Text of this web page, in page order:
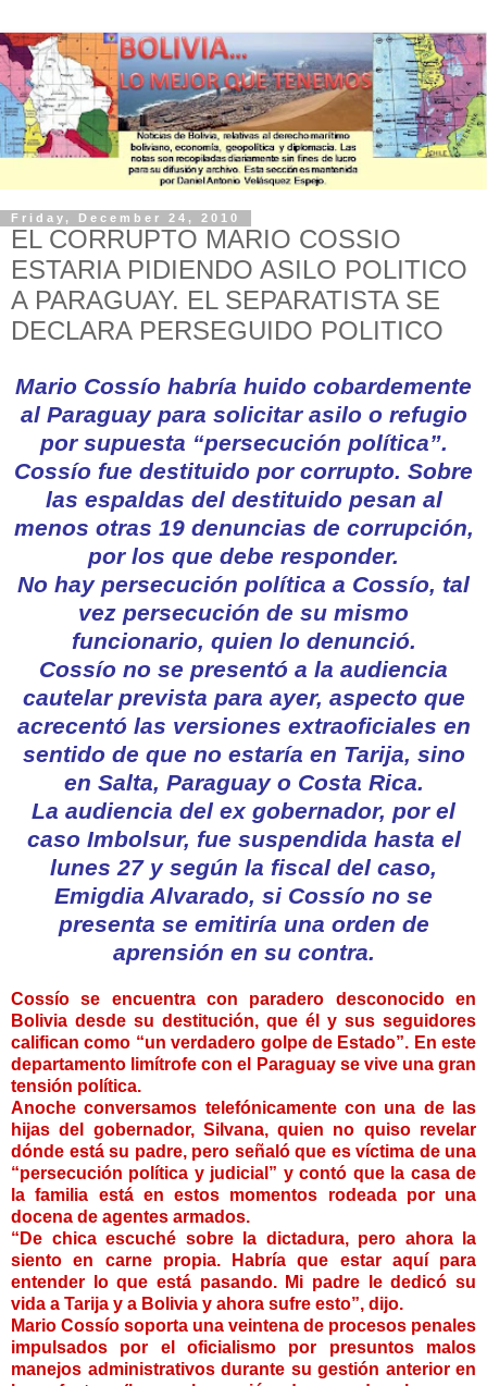
Friday, December 24, 2010
EL CORRUPTO MARIO COSSIO
ESTARIA PIDIENDO ASILO POLITICO
A PARAGUAY. EL SEPARATISTA SE
DECLARA PERSEGUIDO POLITICO
Mario Cossío habría huido cobardemente
al Paraguay para solicitar asilo o refugio
por supuesta “persecución política”.
Cossío fue destituido por corrupto. Sobre
las espaldas del destituido pesan al
menos otras 19 denuncias de corrupción,
por los que debe responder.
No hay persecución política a Cossío, tal
vez persecución de su mismo
funcionario, quien lo denunció.
Cossío no se presentó a la audiencia
cautelar prevista para ayer, aspecto que
acrecentó las versiones extraoficiales en
sentido de que no estaría en Tarija, sino
en Salta, Paraguay o Costa Rica.
La audiencia del ex gobernador, por el
caso Imbolsur, fue suspendida hasta el
lunes 27 y según la fiscal del caso,
Emigdia Alvarado, si Cossío no se
presenta se emitiría una orden de
aprensión en su contra.
Cossío se encuentra con paradero desconocido en
Bolivia desde su destitución, que él y sus seguidores
califican como “un verdadero golpe de Estado”. En este
departamento limítrofe con el Paraguay se vive una gran
tensión política.
Anoche conversamos telefónicamente con una de las
hijas del gobernador, Silvana, quien no quiso revelar
dónde está su padre, pero señaló que es víctima de una
“persecución política y judicial” y contó que la casa de
la familia está en estos momentos rodeada por una
docena de agentes armados.
“De chica escuché sobre la dictadura, pero ahora la
siento en carne propia. Habría que estar aquí para
entender lo que está pasando. Mi padre le dedicó su
vida a Tarija y a Bolivia y ahora sufre esto”, dijo.
Mario Cossío soporta una veintena de procesos penales
impulsados por el oficialismo por presuntos malos
manejos administrativos durante su gestión anterior en